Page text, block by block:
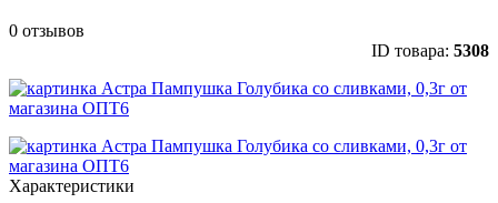
0 отзывов
ID товара: 5308
Характеристики